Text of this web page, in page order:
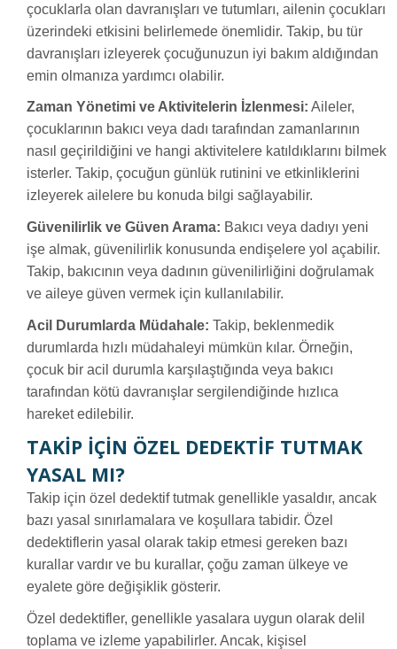
çocuklarla olan davranışları ve tutumları, ailenin çocukları
üzerindeki etkisini belirlemede önemlidir. Takip, bu tür
davranışları izleyerek çocuğunuzun iyi bakım aldığından
emin olmanıza yardımcı olabilir.
Zaman Yönetimi ve Aktivitelerin İzlenmesi: Aileler,
çocuklarının bakıcı veya dadı tarafından zamanlarının
nasıl geçirildiğini ve hangi aktivitelere katıldıklarını bilmek
isterler. Takip, çocuğun günlük rutinini ve etkinliklerini
izleyerek ailelere bu konuda bilgi sağlayabilir.
Güvenilirlik ve Güven Arama: Bakıcı veya dadıyı yeni
işe almak, güvenilirlik konusunda endişelere yol açabilir.
Takip, bakıcının veya dadının güvenilirliğini doğrulamak
ve aileye güven vermek için kullanılabilir.
Acil Durumlarda Müdahale: Takip, beklenmedik
durumlarda hızlı müdahaleyi mümkün kılar. Örneğin,
çocuk bir acil durumla karşılaştığında veya bakıcı
tarafından kötü davranışlar sergilendiğinde hızlıca
hareket edilebilir.
TAKIP İÇIN ÖZEL DEDEKTIF TUTMAK
YASAL MI?
Takip için özel dedektif tutmak genellikle yasaldır, ancak
bazı yasal sınırlamalara ve koşullara tabidir. Özel
dedektiflerin yasal olarak takip etmesi gereken bazı
kurallar vardır ve bu kurallar, çoğu zaman ülkeye ve
eyalete göre değişiklik gösterir.
Özel dedektifler, genellikle yasalara uygun olarak delil
toplama ve izleme yapabilirler. Ancak, kişisel